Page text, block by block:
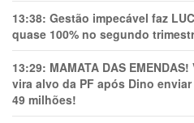
13:38: Gestão impecável faz
quase 100% no segundo
13:29: MAMATA DAS
vira alvo da PF após Dino
49 milhões!